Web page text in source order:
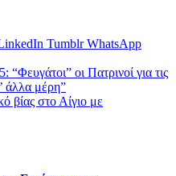
Tumblr WhatsApp
“Φευγάτοι” οι Πατρινοί για τις
άλλα μέρη”
βίας στο Αίγιο με